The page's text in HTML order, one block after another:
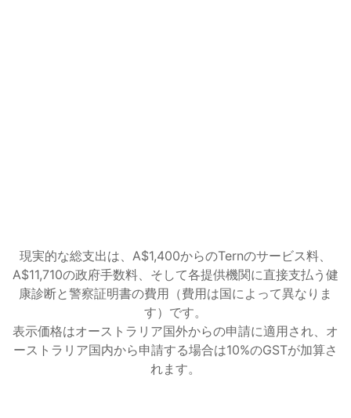
現実的な総支出は、A$1,400からのTernのサービス料、
A$11,710の政府手数料、そして各提供機関に直接支払う健
康診断と警察証明書の費用（費用は国によって異なりま
す）です。
表示価格はオーストラリア国外からの申請に適用され、オ
ーストラリア国内から申請する場合は10%のGSTが加算さ
れます。